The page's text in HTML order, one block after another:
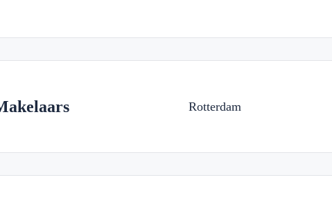
Rotterdam